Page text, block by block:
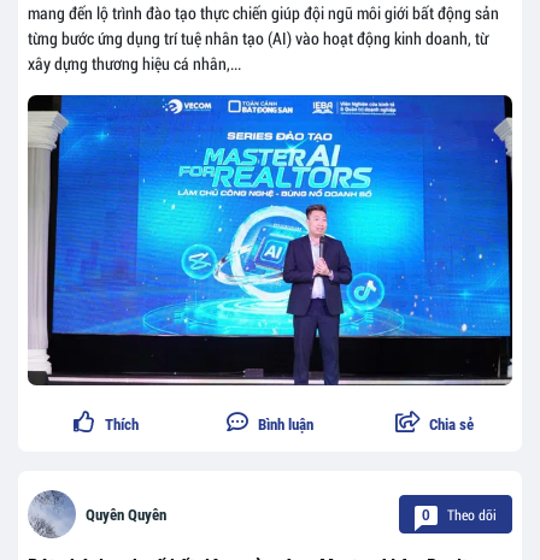
mang đến lộ trình đào tạo thực chiến giúp đội ngũ môi giới bất động sản
từng bước ứng dụng trí tuệ nhân tạo (AI) vào hoạt động kinh doanh, từ
xây dựng thương hiệu cá nhân,...
Thích Bình luận Chia sẻ
Quyên Quyên 0 Theo dõi